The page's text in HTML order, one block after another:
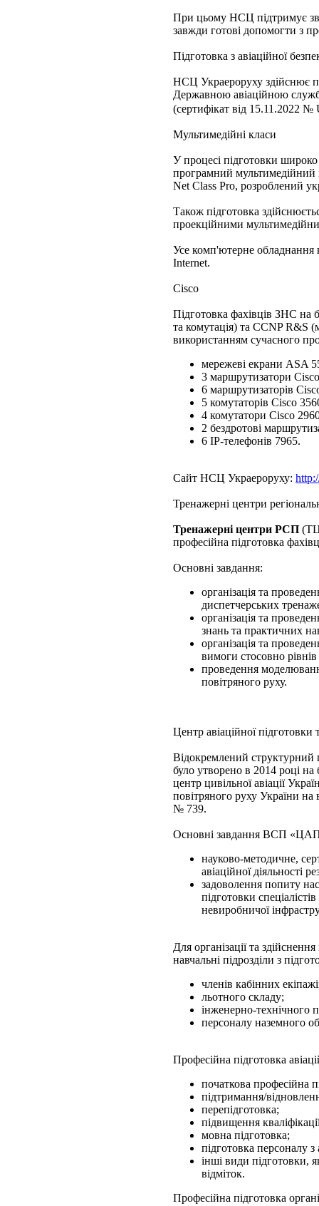
При цьому НСЦ підтримує
завжди готові допомогти з
Підготовка з авіаційної
НСЦ Украероруху здійснює
Державною авіаційною
(сертифікат від 15.11.2022
Мультимедійні класи
У процесі підготовки
програмний
Net Class Pro, розроблений
Також підготовка
проекційними
Усе комп'ютерне обладнання
Internet.
Cisco
Підготовка фахівців ЗНС на
та комутація) та CCNP R&S
використанням сучасного
мережеві екрани ASA
3 маршрутизатори
6 маршрутизаторів
5 комутаторів Cisco
4 комутатори Cisco
2 бездротові
6 ІР-телефонів 7965.
Сайт НСЦ Украероруху:
Тренажерні центри
Тренажерні центри РСП (ТЦ
професійна підготовка
Основні завдання:
організація та
диспетчерських
організація та
знань та практичних
організація та
вимоги стосовно
проведення
повітряного руху.
Центр авіаційної підготовки
Відокремлений структурний
було утворено в 2014 році
центр цивільної авіації
повітряного руху України на
№ 739.
Основні завдання ВСП
науково-методичне,
авіаційної діяльності
задоволення попиту
підготовки
невиробничої
Для організації та
навчальні підрозділи з
членів кабінних
льотного складу;
інженерно-технічного
персоналу наземного
Професійна підготовка
початкова професійна
підтримання/
перепідготовка;
підвищення
мовна підготовка;
підготовка персоналу з
інші види підготовки,
відміток.
Професійна підготовка